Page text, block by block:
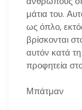
μάτια του.
ως όπλο,
βρίσκονται
αυτόν κατά
προφητεία
Μπάτμαν